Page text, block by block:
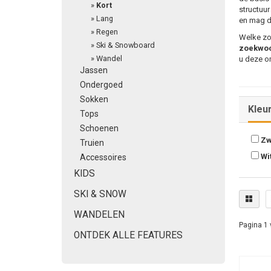
» Kort
» Lang
» Regen
» Ski & Snowboard
» Wandel
Jassen
Ondergoed
Sokken
Tops
Schoenen
Truien
Accessoires
KIDS
SKI & SNOW
WANDELEN
ONTDEK ALLE FEATURES
en mag
Welke
u deze
Nadat
te
voor
ranken.
het
Let dus
wat de
Kleur
Pagina 1